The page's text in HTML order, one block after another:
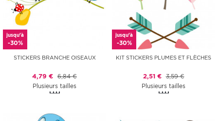
jusqu'à
-30%
STICKERS BRANCHE OISEAUX
4,79 € 6,84 €
Plusieurs tailles
jusqu'à
-30%
KIT STICKERS PLUMES ET FLÈCHES
2,51 € 3,59 €
Plusieurs tailles